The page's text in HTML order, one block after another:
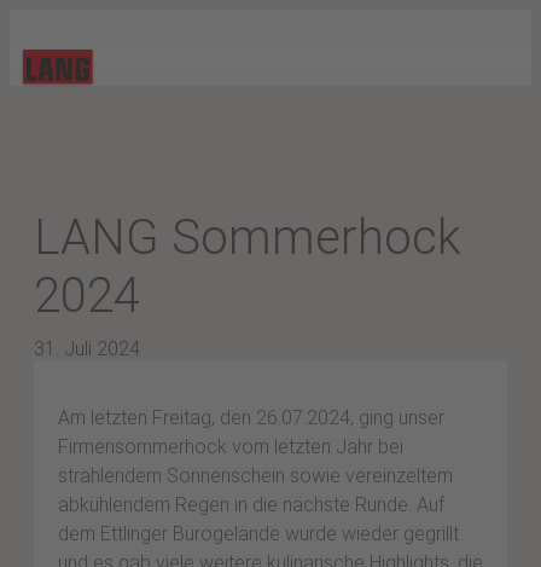
LANG Sommerhock
2024
31. Juli 2024
Am letzten Freitag, den 26.07.2024, ging unser
Firmensommerhock vom letzten Jahr bei
strahlendem Sonnenschein sowie vereinzeltem
abkühlendem Regen in die nächste Runde. Auf
dem Ettlinger Bürogelände wurde wieder gegrillt